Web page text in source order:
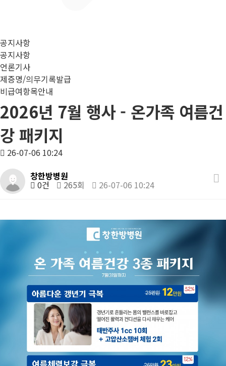
공지사항
공지사항
언론기사
제증명/의무기록발급
비급여항목안내
2026년 7월 행사 - 온가족 여름건
강 패키지
26-07-06 10:24
창한방병원
0건 265회 26-07-06 10:24